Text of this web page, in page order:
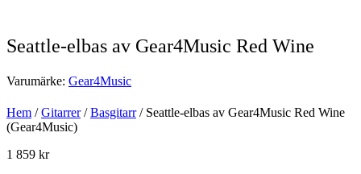
Seattle-elbas av Gear4Music Red Wine
Varumärke: Gear4Music
Hem /Gitarrer/Basgitarr/ Seattle-elbas av Gear4Music Red Wine
(Gear4Music)
1 859 kr